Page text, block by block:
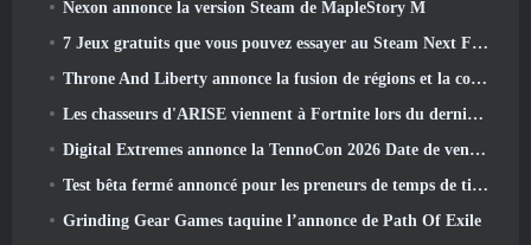
Nexon annonce la version Steam de MapleStory M
7 Jeux gratuits que vous pouvez essayer au Steam Next Fest
Throne And Liberty annonce la fusion de régions et la consolidation de serveurs
Les chasseurs d'ARISE viennent à Fortnite lors du dernier événement de collaboration
Digital Extremes annonce la TennoCon 2026 Date de vente des billets
Test bêta fermé annoncé pour les preneurs de temps de tir à la troisième personne
Grinding Gear Games taquine l’annonce de Path Of Exile